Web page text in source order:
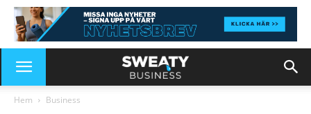
Hem Business